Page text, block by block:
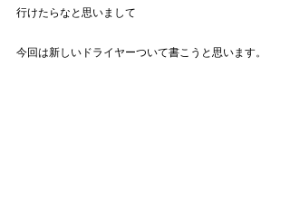
行けたらなと思いまして
今回は新しいドライヤーついて書こうと思います。